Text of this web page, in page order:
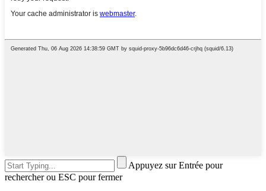
Appuyez sur Entrée pour
rechercher ou ESC pour fermer